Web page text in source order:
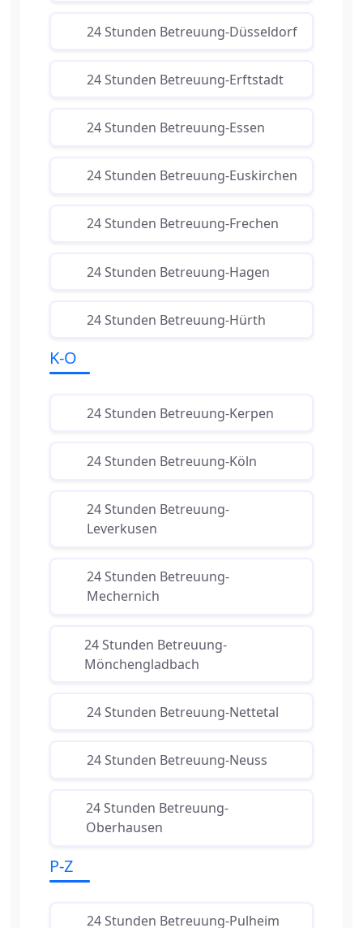
24 Stunden Betreuung-Düsseldorf
24 Stunden Betreuung-Erftstadt
24 Stunden Betreuung-Essen
24 Stunden Betreuung-Euskirchen
24 Stunden Betreuung-Frechen
24 Stunden Betreuung-Hagen
24 Stunden Betreuung-Hürth
K-O
24 Stunden Betreuung-Kerpen
24 Stunden Betreuung-Köln
24 Stunden Betreuung-
Leverkusen
24 Stunden Betreuung-
Mechernich
24 Stunden Betreuung-
Mönchengladbach
24 Stunden Betreuung-Nettetal
24 Stunden Betreuung-Neuss
24 Stunden Betreuung-
Oberhausen
P-Z
24 Stunden Betreuung-Pulheim